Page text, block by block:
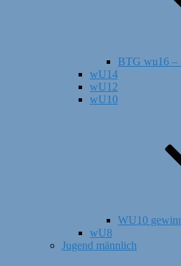
BTG wu16 –
wU14
wU12
wU10
WU10
wU8
Jugend männlich